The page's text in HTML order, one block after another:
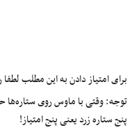
برای امتیاز دادن به این مطلب
توجه: وقتی با ماوس روی ستاره‌ها
پنج ستاره زرد یعنی پنج امتیاز!